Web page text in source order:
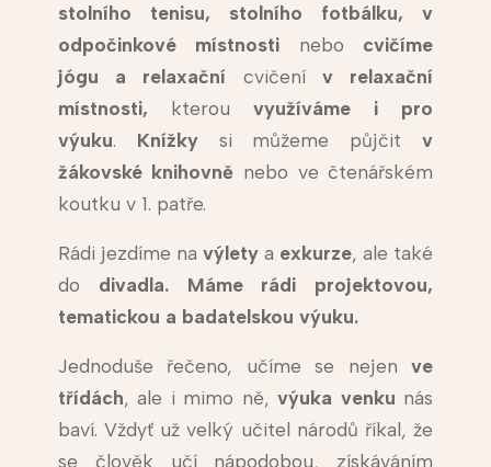
stolního tenisu, stolního fotbálku, v
odpočinkové místnosti nebo cvičíme
jógu a relaxační cvičenív relaxační
místnosti, kterou využíváme i pro
výuku. Knížkysi můžeme půjčitv
žákovské knihovně nebo ve čtenářském
koutku v 1. patře.
Rádi jezdíme na výletya exkurze, ale také
do divadla. Máme rádi projektovou,
tematickou a badatelskou výuku.
Jednoduše řečeno, učíme se nejenve
třídách, ale i mimo ně,výuka venku nás
baví. Vždyť už velký učitel národů říkal, že
se člověk učí nápodobou, získáváním